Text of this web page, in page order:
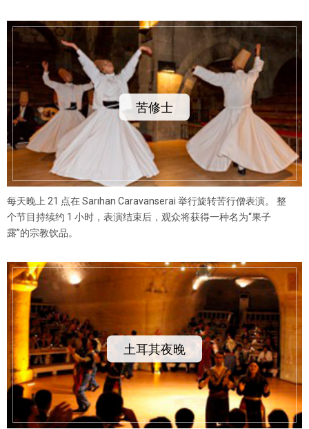
苦修士
每天晚上 21 点在 Sarıhan Caravanserai 举行旋转苦行僧表演。 整
个节目持续约 1 小时，表演结束后，观众将获得一种名为“果子
露”的宗教饮品。
土耳其夜晚